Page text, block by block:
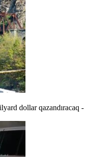
dollar qazandıracaq -